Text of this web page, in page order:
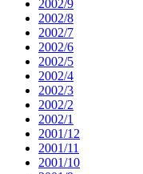
2002/9
2002/8
2002/7
2002/6
2002/5
2002/4
2002/3
2002/2
2002/1
2001/12
2001/11
2001/10